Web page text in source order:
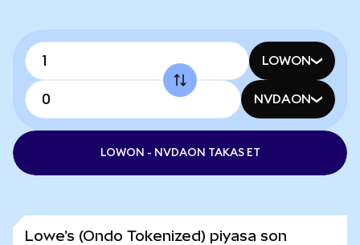
LOWON
NVDAON
LOWON - NVDAON TAKAS ET
Lowe's (Ondo Tokenized) piyasa son